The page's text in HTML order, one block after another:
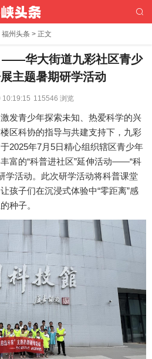
福州头条 > 正文
——华大街道九彩社区青少
主题暑期研学活动
10:19:15 115546 浏览
发青少年探索未知、热爱科学的兴
区科协的指导与共建支持下，九彩
2025年7月5日精心组织辖区青少年
富的“科普进社区”延伸活动——“科
学活动。此次研学活动将科普课堂
孩子们在沉浸式体验中“零距离”感
种子。